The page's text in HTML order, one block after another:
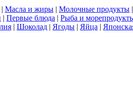
Масла и жиры Молочные продукты
Первые блюда Рыба и
Шоколад Ягоды Яйца